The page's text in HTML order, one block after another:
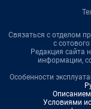
Связаться с отделом
с
Редакция сайта
информации,
Особенности
Условиями